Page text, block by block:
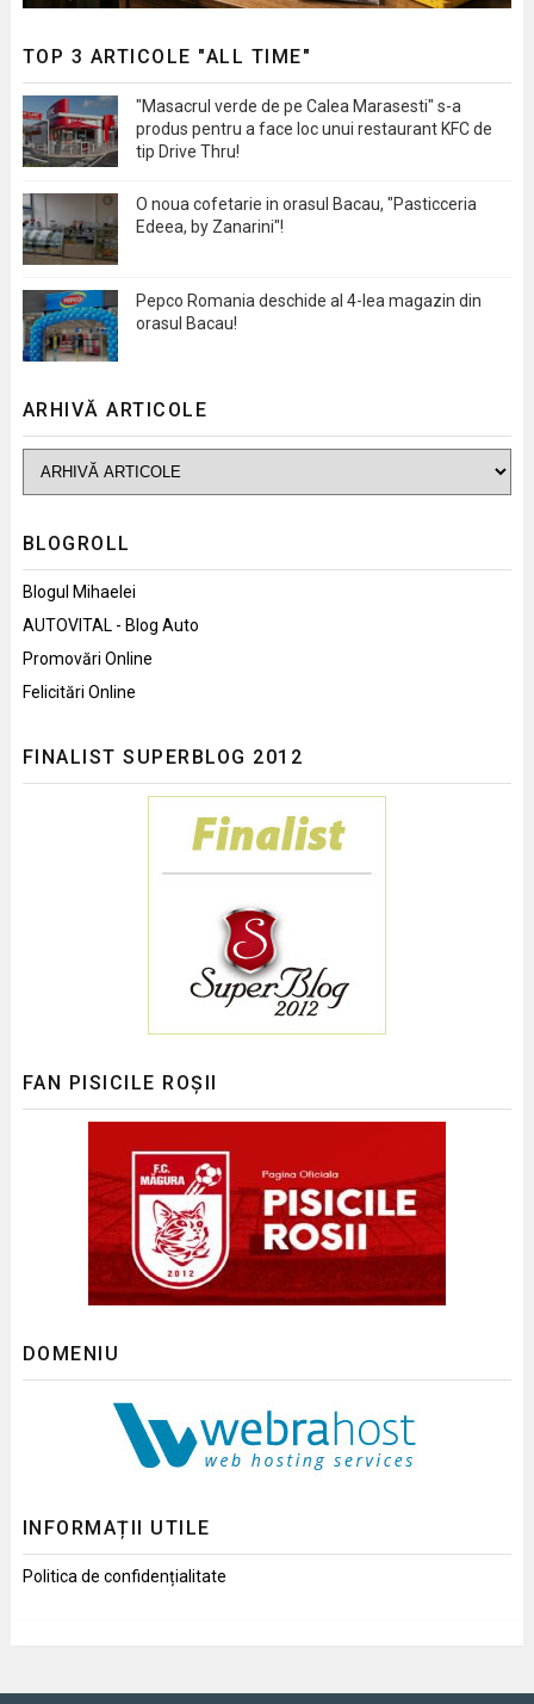
TOP 3 ARTICOLE "ALL TIME"
"Masacrul verde de pe Calea Marasesti" s-a
produs pentru a face loc unui restaurant KFC de
tip Drive Thru!
O noua cofetarie in orasul Bacau, "Pasticceria
Edeea, by Zanarini"!
Pepco Romania deschide al 4-lea magazin din
orasul Bacau!
ARHIVĂ ARTICOLE
BLOGROLL
Blogul Mihaelei
AUTOVITAL - Blog Auto
Promovări Online
Felicitări Online
FINALIST SUPERBLOG 2012
FAN PISICILE ROȘII
DOMENIU
INFORMAȚII UTILE
Politica de confidențialitate